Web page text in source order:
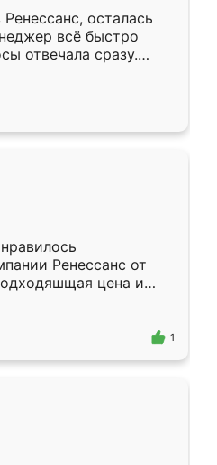
осталась
всё быстро
отвечала сразу.
подошёл к
Собрали
аккуратно, даже
Ренессанс от
цена и
Приехавший
Владислав
эскизу самый
1